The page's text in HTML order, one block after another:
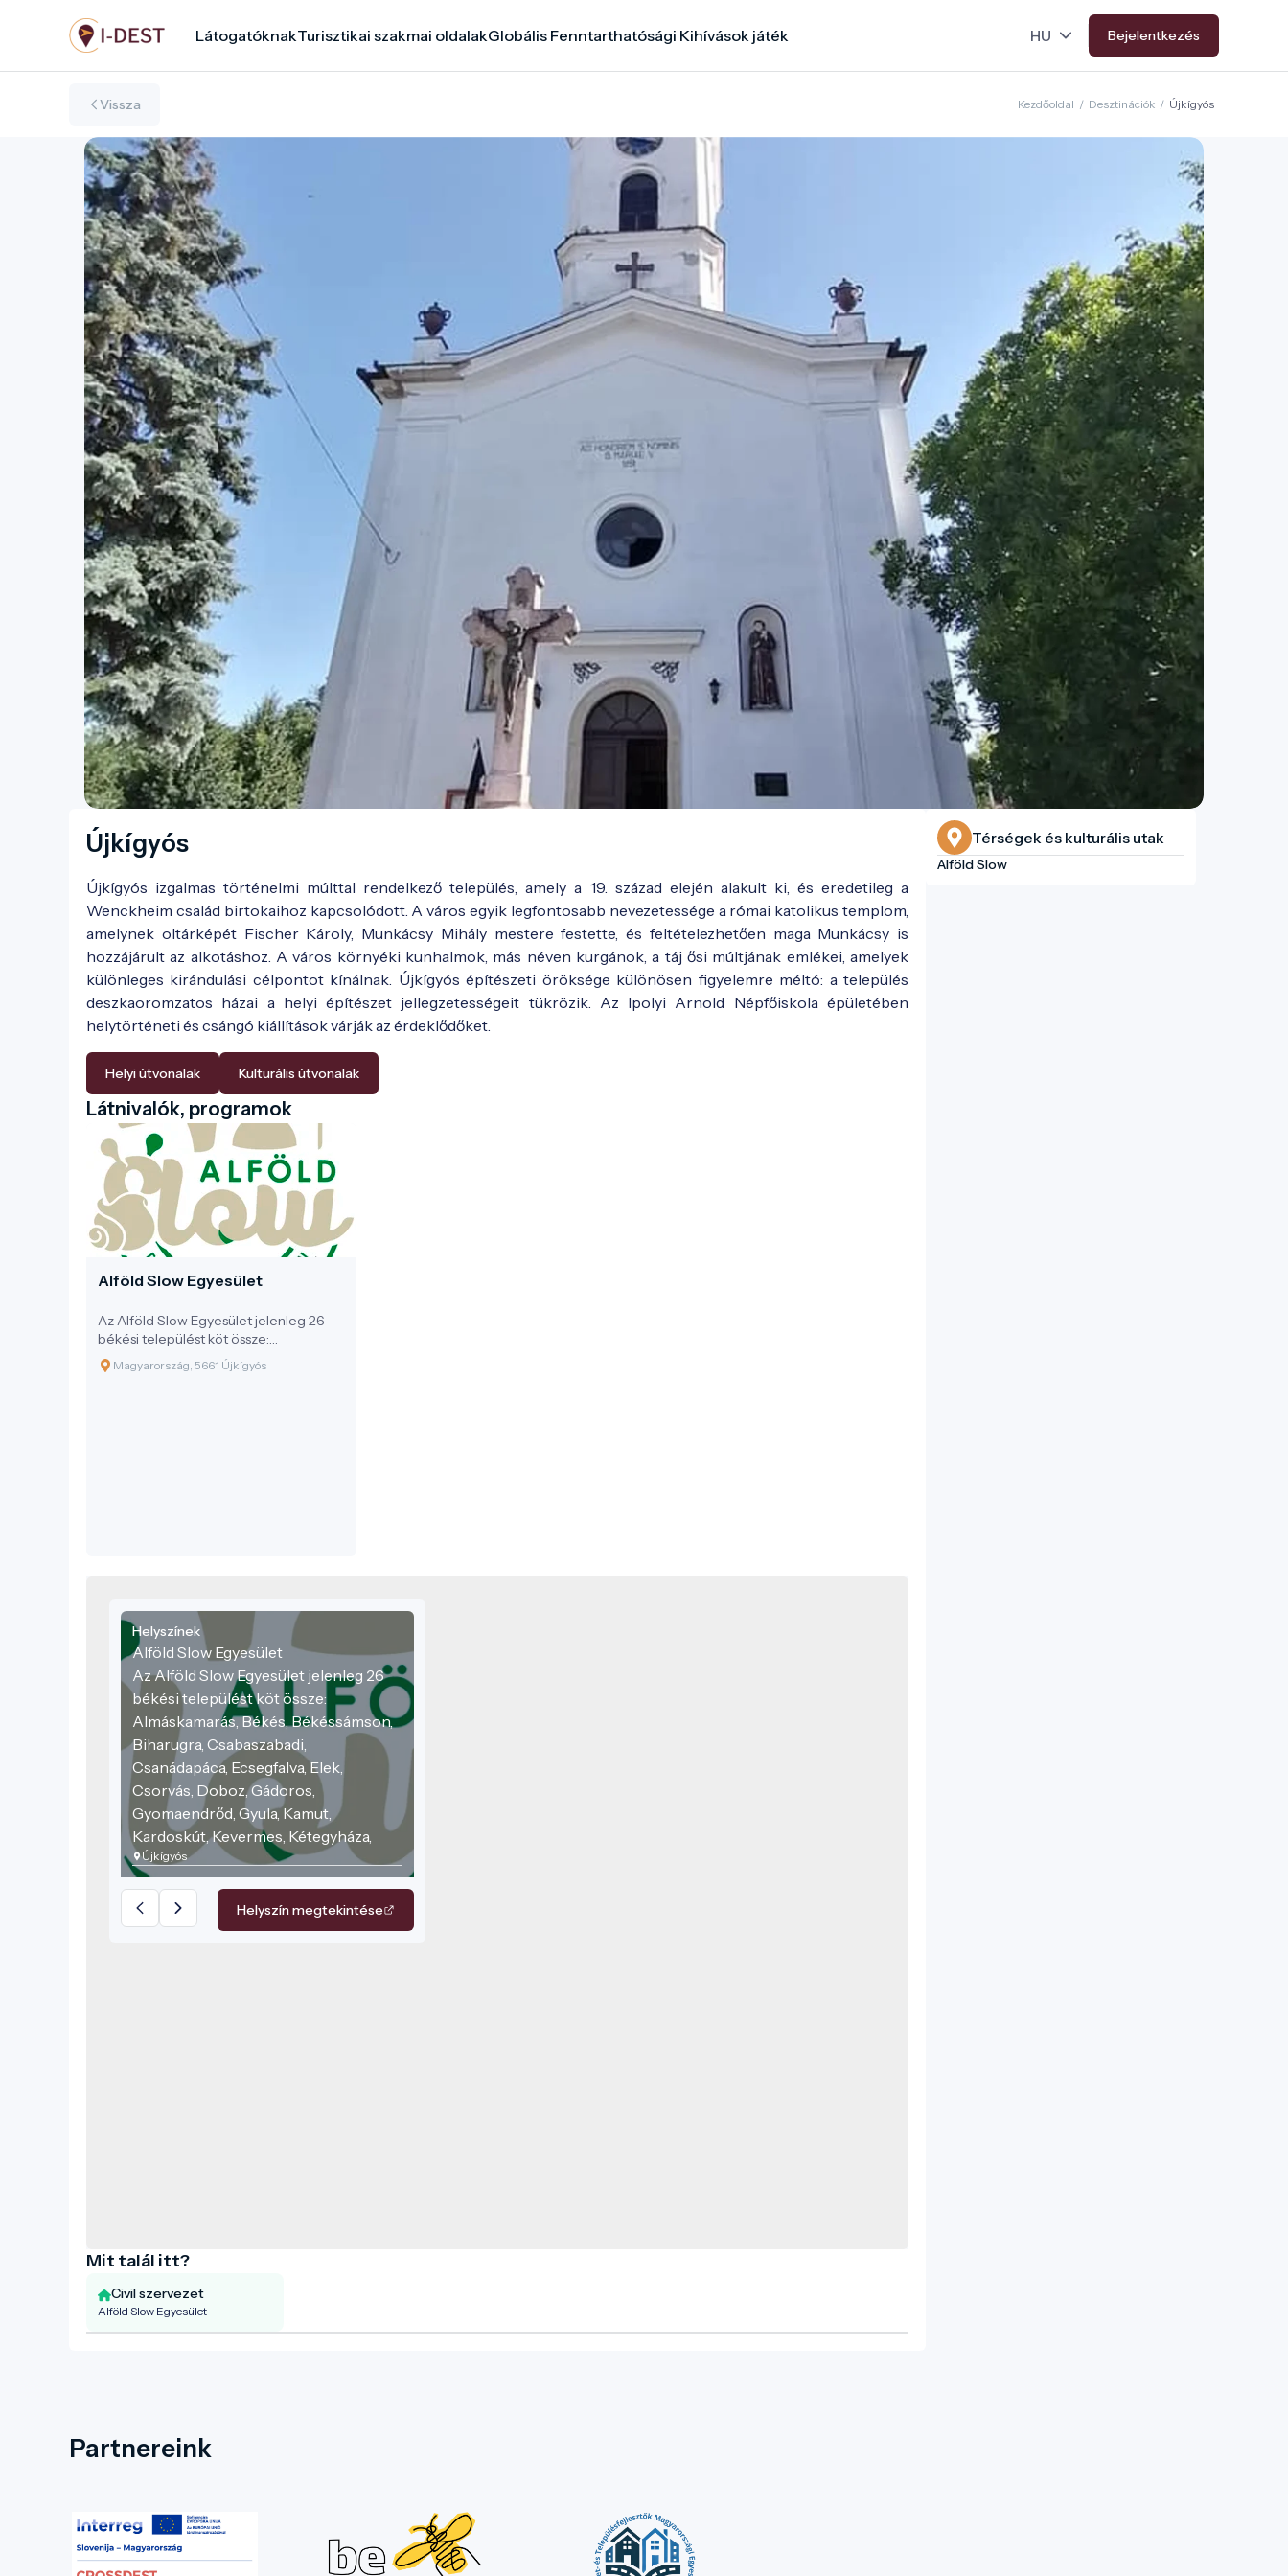
tartalomra
LátogatóknakTurisztikai szakmai oldalakGlobális Fenntarthatósági Kihívások játék Bejelentkezés
Vissza Kezdőoldal / Desztinációk / Újkígyós
Újkígyós
Újkígyós izgalmas történelmi múlttal rendelkező település, amely a 19. század elején alakult ki, és eredetileg a
Wenckheim család birtokaihoz kapcsolódott. A város egyik legfontosabb nevezetessége a római katolikus templom,
amelynek oltárképét Fischer Károly, Munkácsy Mihály mestere festette, és feltételezhetően maga Munkácsy is
hozzájárult az alkotáshoz. A város környéki kunhalmok, más néven kurgánok, a táj ősi múltjának emlékei, amelyek
különleges kirándulási célpontot kínálnak. Újkígyós építészeti öröksége különösen figyelemre méltó: a település
deszkaoromzatos házai a helyi építészet jellegzetességeit tükrözik. Az Ipolyi Arnold Népfőiskola épületében
helytörténeti és csángó kiállítások várják az érdeklődőket.
Helyi útvonalak Kulturális útvonalak
Látnivalók, programok
Alföld Slow Egyesület
Az Alföld Slow Egyesület jelenleg 26
békési települést köt össze:
Almáskamarás, Békés, Békéssámson,
Biharugra, Csabaszabadi, Csanádapáca,
Magyarország, 5661 Újkígyós
Helyszínek
Alföld Slow Egyesület
Az Alföld Slow Egyesület jelenleg 26
békési települést köt össze:
Almáskamarás, Békés, Békéssámson,
Biharugra, Csabaszabadi,
Csanádapáca, Ecsegfalva, Elek,
Csorvás, Doboz, Gádoros,
Gyomaendrőd, Gyula, Kamut,
Kardoskút, Kevermes, Kétegyháza,
Kondoros, Kunágota, Lőkösháza,
Méhkerék, Mezőkovácsháza,
Nagykamarás, Sarkad, Újkígyós,
Vésztő.
Újkígyós
Helyszín megtekintése
Mit talál itt?
Civil szervezet
Alföld Slow Egyesület
Térségek és kulturális utak
Alföld Slow
Partnereink